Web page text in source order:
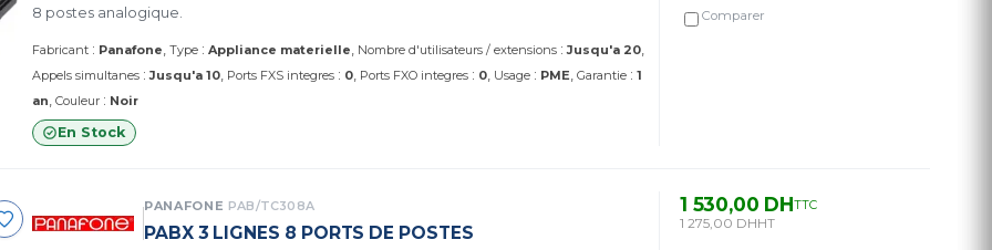
8 postes analogique.
Fabricant : Panafone Type : Appliance materielle Nombre d'utilisateurs / extensions :Jusqu'a 20
Appels simultanes :Jusqu'a 10 Ports FXS integres : 0 Ports FXO integres : 0 Usage : PME Garantie : 1
an Couleur : Noir
En Stock
Comparer
PANAFONE PAB/TC308A
PABX 3 LIGNES 8 PORTS DE POSTES
1 530,00 DHTTC
1 275,00 DHHT